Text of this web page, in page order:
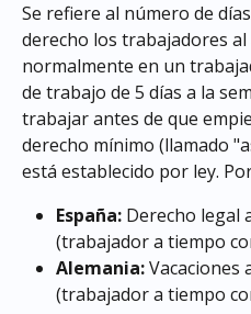
Se refiere al número de
derecho los trabajadores al
normalmente en un
de trabajo de 5 días a la
trabajar antes de que
derecho mínimo (llamado
está establecido por ley.
España: Derecho legal
(trabajador a tiempo
Alemania: Vacaciones
(trabajador a tiempo